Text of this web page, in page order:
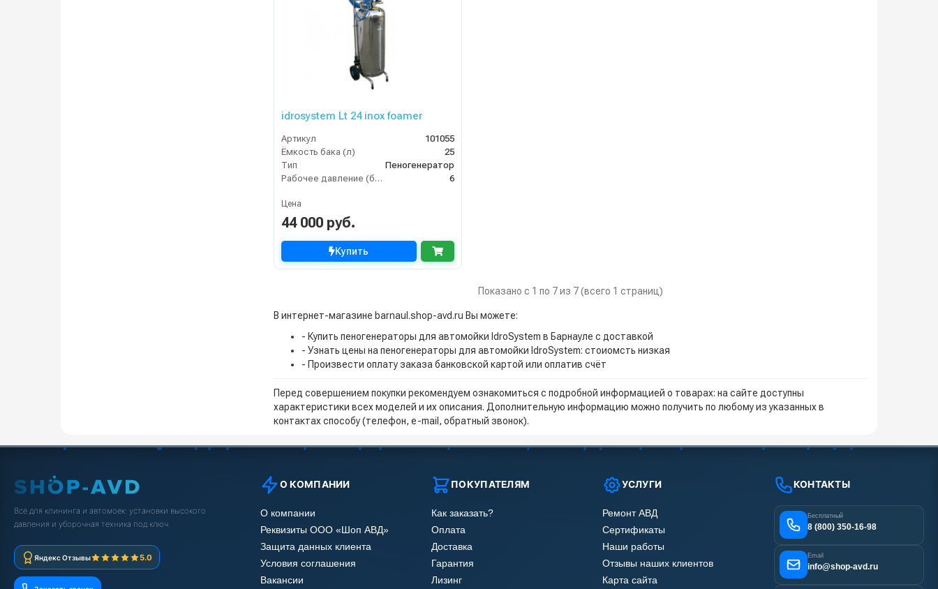
idrosystem Lt 24 inox foamer
Артикул
101055
Ёмкость бака (л)
25
Тип
Пеногенератор
Рабочее давление (бар)
6
Цена
44 000 руб.
Купить
Показано с 1 по 7 из 7 (всего 1 страниц)
В интернет-магазине barnaul.shop-avd.ru Вы можете:
- Купить пеногенераторы для автомойки IdroSystem в Барнауле с доставкой
- Узнать цены на пеногенераторы для автомойки IdroSystem: стоиомсть низкая
- Произвести оплату заказа банковской картой или оплатив счёт
Перед совершением покупки рекомендуем ознакомиться с подробной информацией о товарах: на сайте доступны
характеристики всех моделей и их описания. Дополнительную информацию можно получить по любому из указанных в
контактах способу (телефон, e-mail, обратный звонок).
Всё для клининга и автомоек: установки высокого
давления и уборочная техника под ключ.
Яндекс Отзывы 5.0
О КОМПАНИИ
О компании
Реквизиты ООО «Шоп АВД»
Защита данных клиента
Условия соглашения
Вакансии
ПОКУПАТЕЛЯМ
Как заказать?
Оплата
Доставка
Гарантия
Лизинг
УСЛУГИ
Ремонт АВД
Сертификаты
Наши работы
Отзывы наших клиентов
Карта сайта
КОНТАКТЫ
Бесплатный
8 (800) 350-16-98
Email
info@shop-avd.ru